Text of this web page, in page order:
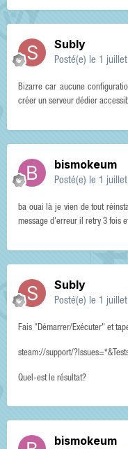
Subly
Posté(e) le 1
Bizarre car aucune
créer un serveur dédier
bismokeum
Posté(e) le 1
ba ouai là je vien de tout
message d'erreur il retry 3 fois
Subly
Posté(e) le 1
Fais "Démarrer/Exécuter" et
steam://support/
Quel-est le résultat?
bismokeum